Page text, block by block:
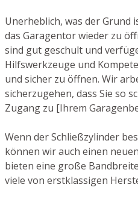
Unerheblich, was der Grund
das Garagentor wieder zu
sind gut geschult und
Hilfswerkzeuge und
und sicher zu öffnen. Wir
sicherzugehen, dass Sie so
Zugang zu [Ihrem
Wenn der Schließzylinder
können wir auch einen
bieten eine große
viele von erstklassigen